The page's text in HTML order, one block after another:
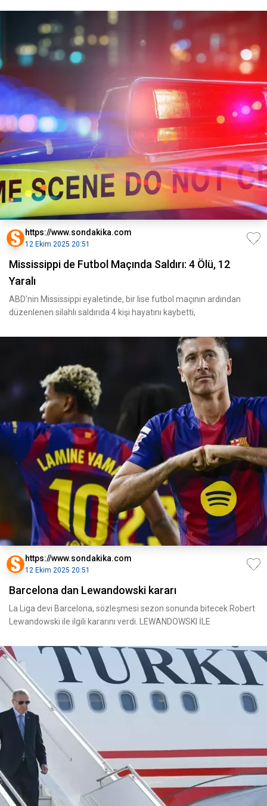
https://www.sondakika.com
12 Ekim 2025 20:51
Mississippi de Futbol Maçında Saldırı: 4 Ölü, 12
Yaralı
ABD'nin Mississippi eyaletinde, bir lise futbol maçının ardından
düzenlenen silahlı saldırıda 4 kişi hayatını kaybetti,
https://www.sondakika.com
12 Ekim 2025 20:51
Barcelona dan Lewandowski kararı
La Liga devi Barcelona, sözleşmesi sezon sonunda bitecek Robert
Lewandowski ile ilgili kararını verdi. LEWANDOWSKI İLE